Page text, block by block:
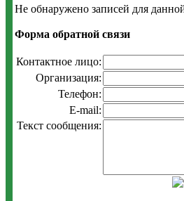
Не обнаружено записей для
Форма обратной связи
Контактное лицо:
Организация:
Телефон:
E-mail:
Текст сообщения: